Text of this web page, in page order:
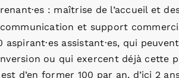
: maîtrise de l’accueil et
et support
assistant·es, qui
ou qui exercent déjà cette
est d’en former 100 par an, d’ici 2